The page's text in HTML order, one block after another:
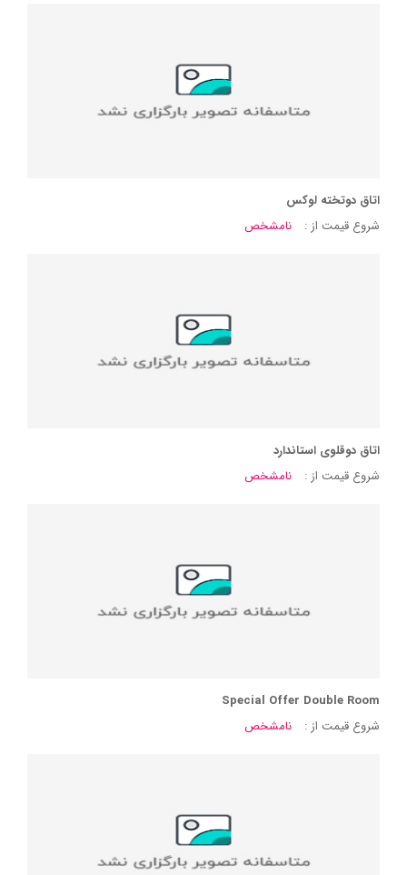
اتاق دوتخته لوکس
شروع قیمت از :
نامشخص
اتاق دوقلوی استاندارد
شروع قیمت از :
نامشخص
Special Offer Double Room
شروع قیمت از :
نامشخص